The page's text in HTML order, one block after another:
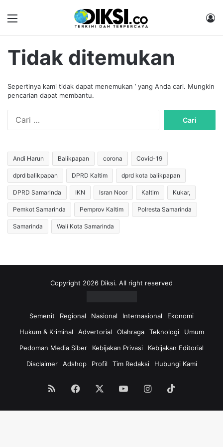
Tidak ditemukan
Sepertinya kami tidak dapat menemukan ’ yang Anda cari. Mungkin
pencarian dapat membantu.
u
n
t
u
k
:
Andi Harun Balikpapan corona Covid-19
dprd balikpapan DPRD Kaltim dprd kota balikpapan
DPRD Samarinda IKN Isran Noor Kaltim Kukar,
Pemkot Samarinda Pemprov Kaltim Polresta Samarinda
Samarinda Wali Kota Samarinda
Copyright 2026 Diksi. All right reserved
Semenit Regional Nasional Internasional
Ekonomi
Hukum & Kriminal
Advertorial Olahraga Teknologi
Umum
Pedoman Media Siber
Kebijakan Privasi
Kebijakan Editorial
Disclaimer
Adshop Profil Tim Redaksi Hubungi Kami
RSS Facebook YouTubeInstagram